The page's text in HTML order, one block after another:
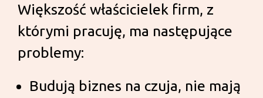
Większość właścicielek firm, z
którymi pracuję, ma następujące
problemy:
Budują biznes na czuja, nie mają